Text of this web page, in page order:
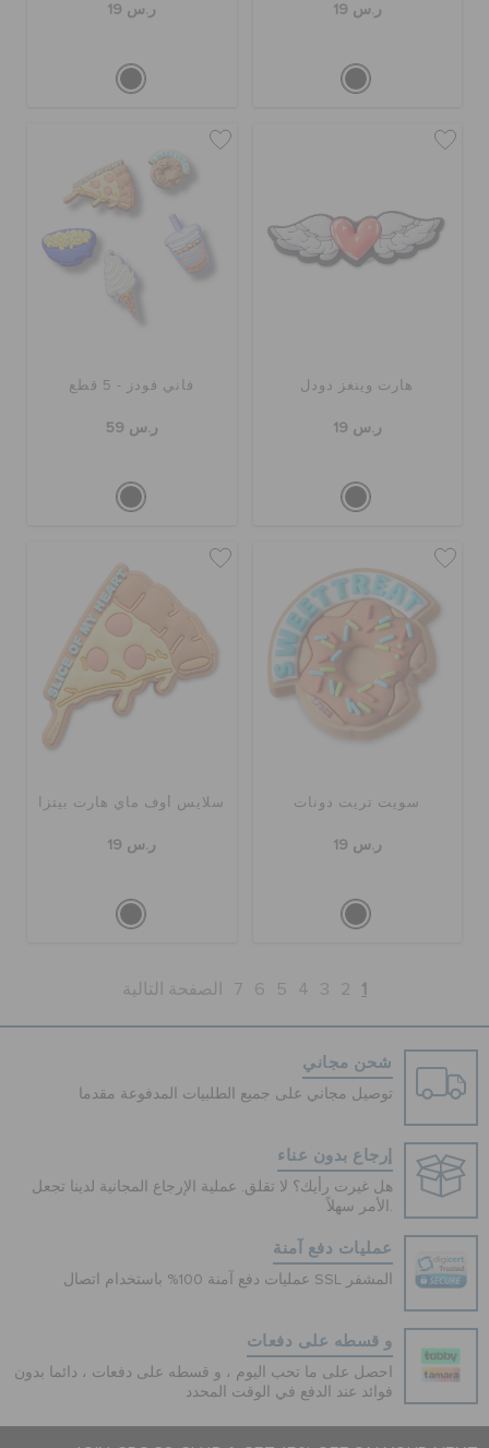
ر.س 19 ر.س 19
هارت وينغز دودل
ر.س 19
فاني فودز - 5 قطع
ر.س 59
سويت تريت دونات
ر.س 19
سلايس أوف ماي هارت بيتزا
ر.س 19
1
2
3
4
5
6
7 الصفحة التالية
شحن مجاني
توصيل مجاني على جميع الطلبيات المدفوعة مقدما
إرجاع بدون عناء
هل غيرت رأيك؟ لا تقلق. عملية الإرجاع المجانية لدينا تجعل
عمليات دفع آمنة
عمليات دفع آمنة 100% باستخدام اتصال SSL المشفر
و قسطه على دفعات
احصل على ما تحب اليوم ، و قسطه على دفعات ، دائما بدون
فوائد عند الدفع في الوقت المحدد